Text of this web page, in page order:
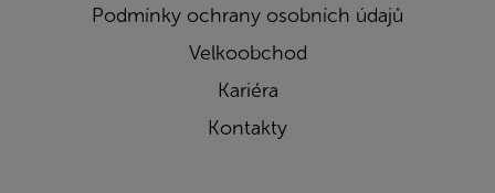
Podmínky ochrany osobních údajů
Velkoobchod
Kariéra
Kontakty